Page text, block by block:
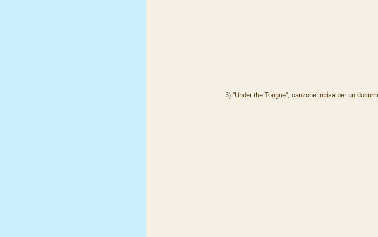
3) “Under the Tongue”, canzone incisa per un